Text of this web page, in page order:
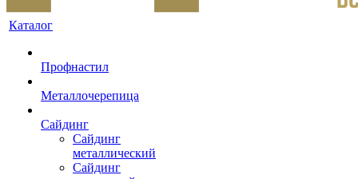
Каталог
Профнастил
Металлочерепица
Сайдинг
Сайдинг
металлический
Сайдинг